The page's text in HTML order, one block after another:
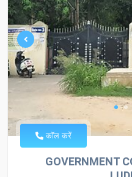
कॉल करें
GOVERNMENT